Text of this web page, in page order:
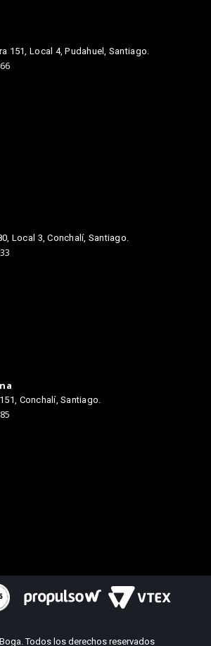
151, Local 4, Pudahuel, Santiago.
Local 3, Conchalí, Santiago.
Conchalí, Santiago.
Todos los derechos reservados